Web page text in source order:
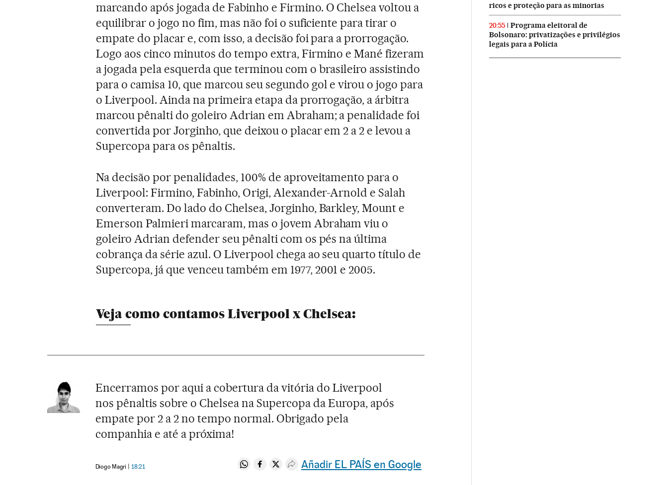
marcando após jogada de Fabinho e Firmino. O Chelsea voltou a
equilibrar o jogo no fim, mas não foi o suficiente para tirar o
empate do placar e, com isso, a decisão foi para a prorrogação.
Logo aos cinco minutos do tempo extra, Firmino e Mané fizeram
a jogada pela esquerda que terminou com o brasileiro assistindo
para o camisa 10, que marcou seu segundo gol e virou o jogo para
o Liverpool. Ainda na primeira etapa da prorrogação, a árbitra
marcou pênalti do goleiro Adrian em Abraham; a penalidade foi
convertida por Jorginho, que deixou o placar em 2 a 2 e levou a
Supercopa para os pênaltis.
Na decisão por penalidades, 100% de aproveitamento para o
Liverpool: Firmino, Fabinho, Origi, Alexander-Arnold e Salah
converteram. Do lado do Chelsea, Jorginho, Barkley, Mount e
Emerson Palmieri marcaram, mas o jovem Abraham viu o
goleiro Adrian defender seu pênalti com os pés na última
cobrança da série azul. O Liverpool chega ao seu quarto título de
Supercopa, já que venceu também em 1977, 2001 e 2005.
Veja como contamos Liverpool x Chelsea:
Encerramos por aqui a cobertura da vitória do Liverpool
nos pênaltis sobre o Chelsea na Supercopa da Europa, após
empate por 2 a 2 no tempo normal. Obrigado pela
companhia e até a próxima!
Diogo Magri 18:21 Compartir en Whatsapp
Compartir en Facebook
Compartir en Twitter
Desplegar Redes Sociales
Añadir EL PAÍS en Google
ricos e proteção para as minorias
20:55
Programa eleitoral de
Bolsonaro: privatizações e privilégios
legais para a Polícia